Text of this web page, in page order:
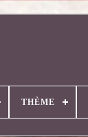
THÈME